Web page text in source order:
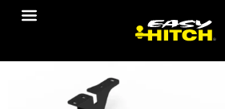
10113302